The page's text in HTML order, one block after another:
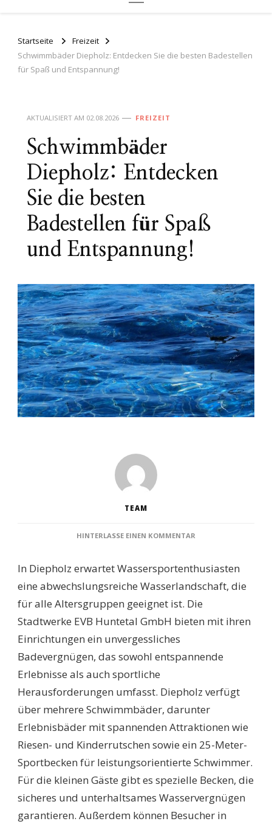
Startseite
Freizeit
Schwimmbäder Diepholz: Entdecken Sie die besten Badestellen
für Spaß und Entspannung!
AKTUALISIERT AM 02.08.2026 FREIZEIT
Schwimmbäder
Diepholz: Entdecken
Sie die besten
Badestellen für Spaß
und Entspannung!
TEAM
HINTERLASSE EINEN KOMMENTAR
ENTDECKEN
SIE
DIE
BESTEN
FÜR
NTSPANNUNG!
In Diepholz erwartet Wassersportenthusiasten
eine abwechslungsreiche Wasserlandschaft, die
für alle Altersgruppen geeignet ist. Die
Stadtwerke EVB Huntetal GmbH bieten mit ihren
Einrichtungen ein unvergessliches
Badevergnügen, das sowohl entspannende
Erlebnisse als auch sportliche
Herausforderungen umfasst. Diepholz verfügt
über mehrere Schwimmbäder, darunter
Erlebnisbäder mit spannenden Attraktionen wie
Riesen- und Kinderrutschen sowie ein 25-Meter-
Sportbecken für leistungsorientierte Schwimmer.
Für die kleinen Gäste gibt es spezielle Becken, die
sicheres und unterhaltsames Wasservergnügen
garantieren. Außerdem können Besucher in